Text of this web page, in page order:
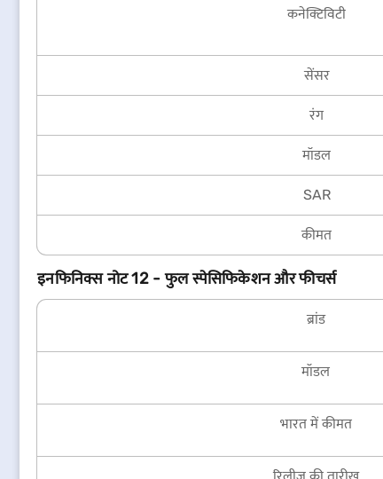
कनेक्टिविटी
सेंसर
रंग
मॉडल
SAR
कीमत
इनफिनिक्स नोट 12 - फुल स्पेसिफिकेशन और फीचर्स
ब्रांड
मॉडल
भारत में कीमत